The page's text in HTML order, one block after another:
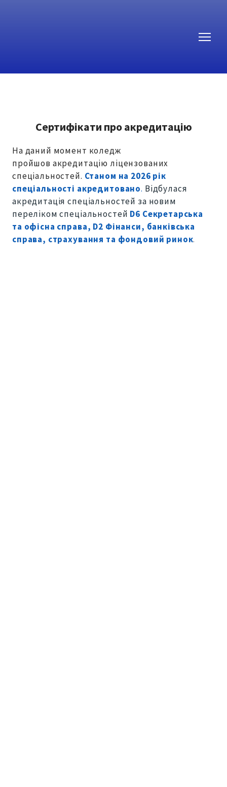
Сертифікати про акредитацію
На даний момент коледж
пройшов акредитацію ліцензованих
спеціальностей. Станом на 2026 рік
спеціальності акредитовано. Відбулася
акредитація спеціальностей за новим
переліком спеціальностей D6 Секретарська
та офісна справа, D2 Фінанси, банківська
справа, страхування та фондовий ринок.